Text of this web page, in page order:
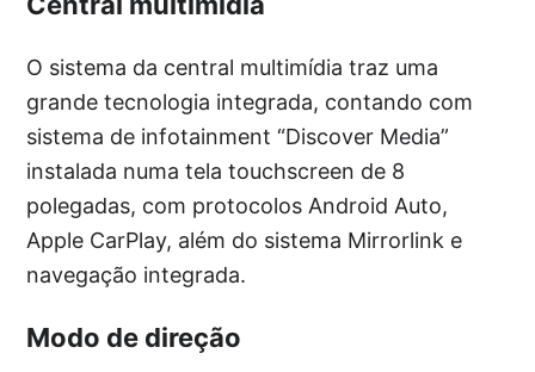
O sistema da central multimídia traz uma
grande tecnologia integrada, contando com
sistema de infotainment “Discover Media”
instalada numa tela touchscreen de 8
polegadas, com protocolos Android Auto,
Apple CarPlay, além do sistema Mirrorlink e
navegação integrada.
Modo de direção